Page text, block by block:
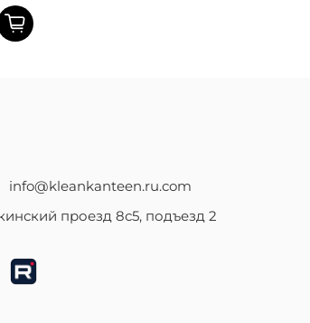
info@kleankanteen.ru.com
проезд 8с5, подъезд 2